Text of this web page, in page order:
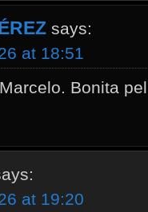
says:
at 18:51
Bonita
at 19:20